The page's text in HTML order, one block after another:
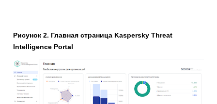
Рисунок 2. Главная страница Kaspersky Threat
Intelligence Portal